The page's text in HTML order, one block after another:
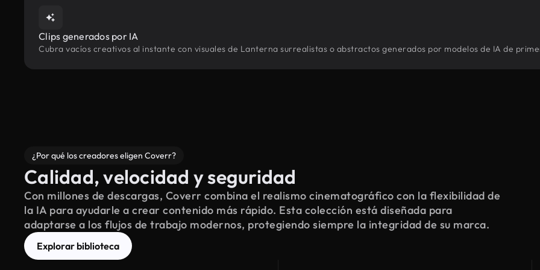
Clips generados por IA
Cubra vacíos creativos al instante con visuales de Lanterna surrealistas o abstractos generados por modelos de IA de
¿Por qué los creadores eligen Coverr?
Calidad, velocidad y seguridad
Con millones de descargas, Coverr combina el realismo cinematográfico con la flexibilidad de
la IA para ayudarle a crear contenido más rápido. Esta colección está diseñada para
adaptarse a los flujos de trabajo modernos, protegiendo siempre la integridad de su marca.
Explorar biblioteca